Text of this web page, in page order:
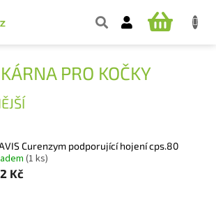
NÁKUPNÍ
PRO KOČKY
Curenzym podporující hojení cps.80
(1 ks)
Kč